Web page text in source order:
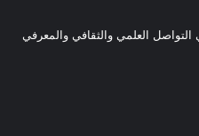
العلمي والثقافي والمعرفي